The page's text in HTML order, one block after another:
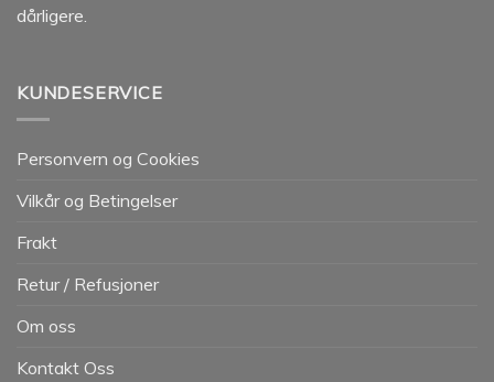
dårligere.
KUNDESERVICE
Personvern og Cookies
Vilkår og Betingelser
Frakt
Retur / Refusjoner
Om oss
Kontakt Oss